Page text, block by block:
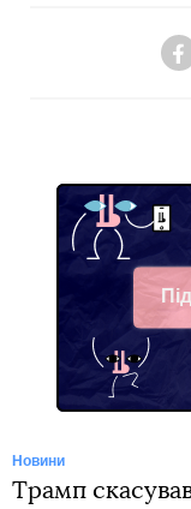
Новини
Трамп